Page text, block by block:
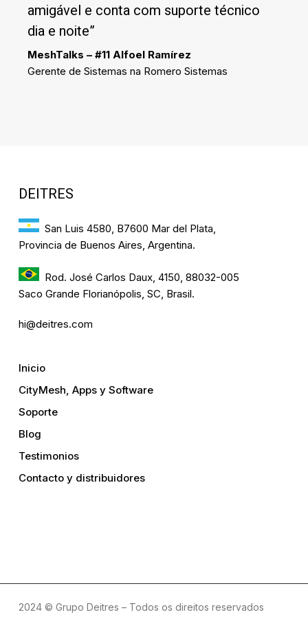
amigável e conta com suporte técnico
dia e noite”
MeshTalks – #11 Alfoel Ramírez
Gerente de Sistemas na Romero Sistemas
DEITRES
San Luis 4580, B7600 Mar del Plata,
Provincia de Buenos Aires, Argentina.
Rod. José Carlos Daux, 4150, 88032-005
Saco Grande Florianópolis, SC, Brasil.
hi@deitres.com
Inicio
CityMesh, Apps y Software
Soporte
Blog
Testimonios
Contacto y distribuidores
2024 © Grupo Deitres – Todos os direitos reservados